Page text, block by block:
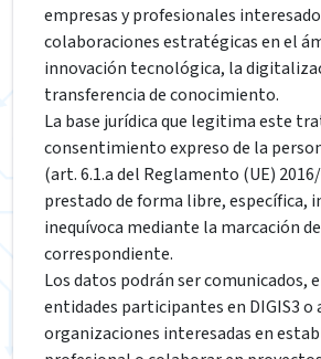
empresas y profesionales
colaboraciones estratégicas en el
innovación tecnológica, la
transferencia de conocimiento.
La base jurídica que legitima este
consentimiento expreso de la
(art. 6.1.a del Reglamento (UE)
prestado de forma libre, específica,
inequívoca mediante la marcación
correspondiente.
Los datos podrán ser comunicados,
entidades participantes en DIGIS3 o
organizaciones interesadas en